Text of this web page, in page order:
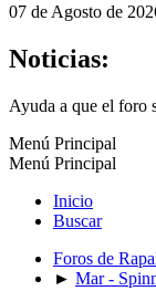
07 de Agosto de
Noticias:
Ayuda a que el foro
Menú Principal
Menú Principal
Inicio
Buscar
Foros de
► Mar -